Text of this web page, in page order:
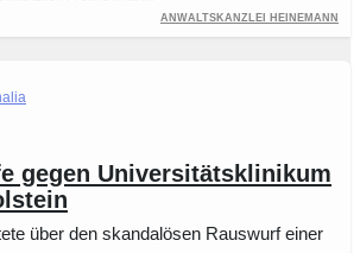
Anwaltskanzlei Heinemann
gegen Universitätsklinikum
über den skandalösen Rauswurf einer